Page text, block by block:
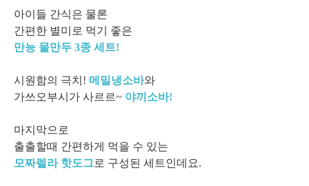
아이들 간식은 물론
간편한 별미로 먹기 좋은
만능 물만두 3종 세트!
시원함의 극치! 메밀냉소바와
가쓰오부시가 사르르~ 야끼소바!
마지막으로
출출할때 간편하게 먹을 수 있는
모짜렐라 핫도그로 구성된 세트인데요.